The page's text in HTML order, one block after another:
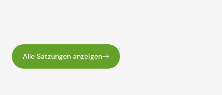
Alle Satzungen anzeigen